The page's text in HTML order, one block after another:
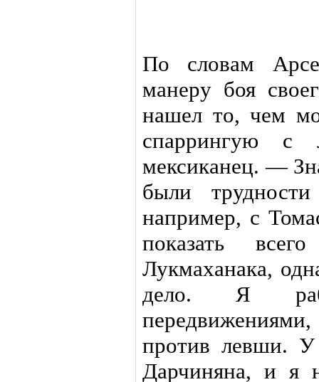
По словам
манеру боя
нашел то, чем
спаррингую с
мексиканец. —
были
например, с
показать
Лукмаханака,
дело. Я
против левши. У
Дарчиняна, и я